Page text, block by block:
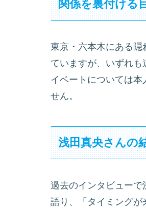
関係を裏付ける
東京・六本木にある隠
ていますが、いずれ
イベートについては
せん。
浅田真央さんの
過去のインタビューで
語り、「タイミングが